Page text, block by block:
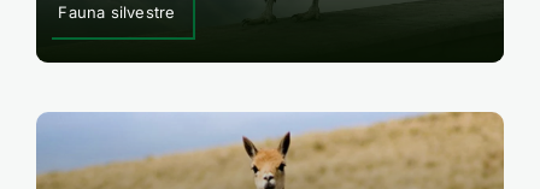
Fauna silvestre